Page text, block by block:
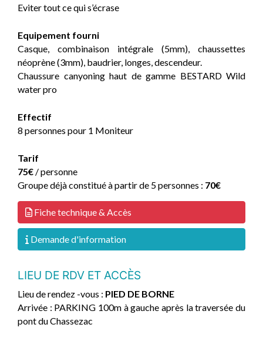
Eviter tout ce qui s’écrase
Equipement fourni
Casque, combinaison intégrale (5mm), chaussettes
néoprène (3mm), baudrier, longes, descendeur.
Chaussure canyoning haut de gamme BESTARD Wild
water pro
Effectif
8 personnes pour 1 Moniteur
Tarif
75€ / personne
Groupe déjà constitué à partir de 5 personnes : 70€
Fiche technique & Accès
Demande d'information
LIEU DE RDV ET ACCÈS
Lieu de rendez -vous : PIED DE BORNE
Arrivée : PARKING 100m à gauche après la traversée du
pont du Chassezac